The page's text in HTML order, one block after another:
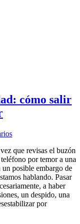
cómo salir
que revisas el buzón
por temor a una
posible embargo de
hablando. Pasar
a haber
un despido, una
por